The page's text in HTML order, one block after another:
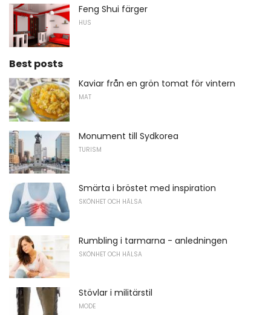
Feng Shui färger
HUS
Best posts
Kaviar från en grön tomat för vintern
MAT
Monument till Sydkorea
TURISM
Smärta i bröstet med inspiration
SKÖNHET OCH HÄLSA
Rumbling i tarmarna - anledningen
SKÖNHET OCH HÄLSA
Stövlar i militärstil
MODE